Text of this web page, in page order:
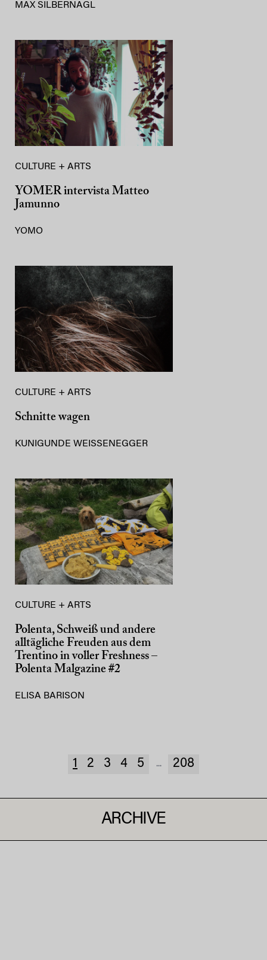
MAX SILBERNAGL
CULTURE + ARTS
YOMER intervista Matteo
Jamunno
YOMO
CULTURE + ARTS
Schnitte wagen
KUNIGUNDE WEISSENEGGER
CULTURE + ARTS
Polenta, Schweiß und andere
alltägliche Freuden aus dem
Trentino in voller Freshness –
Polenta Malgazine #2
ELISA BARISON
1 2 3 4 5 ... 208
ARCHIVE